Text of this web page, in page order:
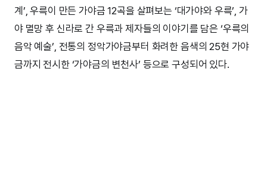
계’, 우륵이 만든 가야금 12곡을 살펴보는 ‘대가야와 우륵’, 가
야 멸망 후 신라로 간 우륵과 제자들의 이야기를 담은 ‘우륵의
음악 예술’, 전통의 정악가야금부터 화려한 음색의 25현 가야
금까지 전시한 ‘가야금의 변천사’ 등으로 구성되어 있다.